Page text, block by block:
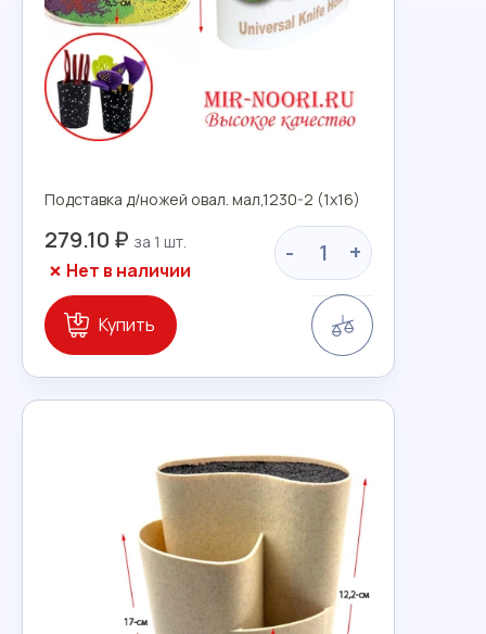
Подставка д/ножей овал. мал,1230-2 (1х16)
279.10 ₽ - +
Нет в наличии
Купить